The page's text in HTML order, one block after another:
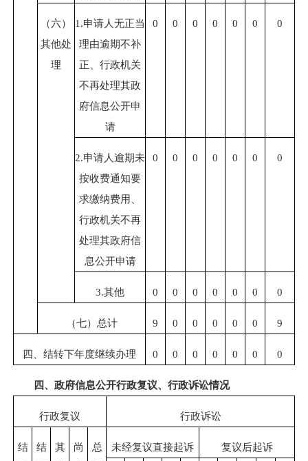
（六）
其他处
理
1.申请人无正当
理由逾期不补
正、行政机关
不再处理其政
府信息公开申
请
0 0 0 0 0 0 0
2.申请人逾期未
按收费通知要
求缴纳费用、
行政机关不再
处理其政府信
息公开申请
0 0 0 0 0 0 0
3.其他 0 0 0 0 0 0 0
（七）总计 9 0 0 0 0 0 9
四、结转下年度继续办理 0 0 0 0 0 0 0
四、政府信息公开行政复议、行政诉讼情况
行政复议 行政诉讼
结
结
其
尚
总
未经复议直接起诉 复议后起诉